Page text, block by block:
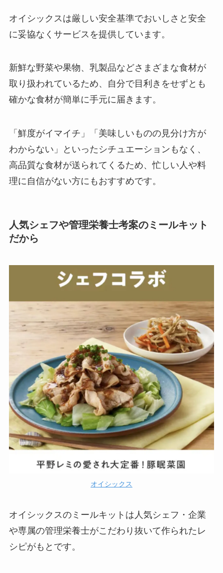
オイシックスは厳しい安全基準でおいしさと安全
に妥協なくサービスを提供しています。
新鮮な野菜や果物、乳製品などさまざまな食材が
取り扱われているため、自分で目利きをせずとも
確かな食材が簡単に手元に届きます。
「鮮度がイマイチ」「美味しいものの見分け方が
わからない」といったシチュエーションもなく、
高品質な食材が送られてくるため、忙しい人や料
理に自信がない方にもおすすめです。
人気シェフや管理栄養士考案のミールキット
だから
オイシックス
オイシックスのミールキットは人気シェフ・企業
や専属の管理栄養士がこだわり抜いて作られたレ
シピがもとです。